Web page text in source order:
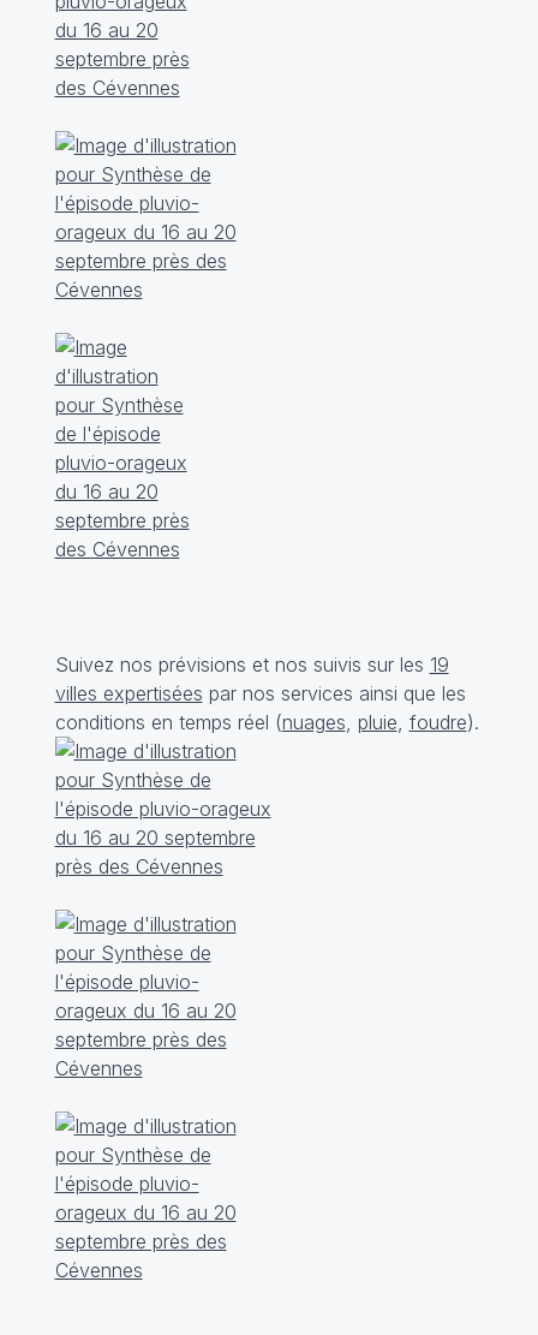
Suivez nos prévisions et nos suivis sur les 19
villes expertisées par nos services ainsi que les
conditions en temps réel (nuages, pluie, foudre).